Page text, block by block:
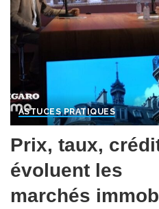
ASTUCES PRATIQUES
Prix, taux,
évoluent les
marchés